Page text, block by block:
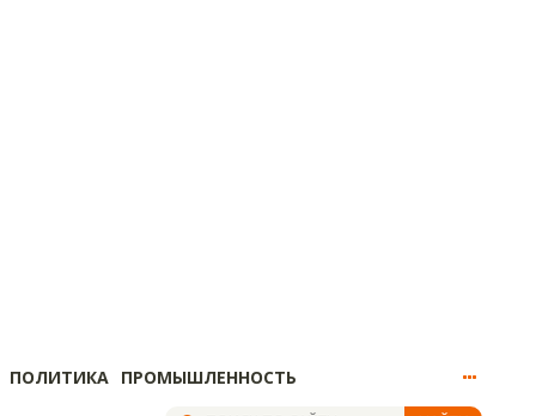
ПОЛИТИКА ПРОМЫШЛЕННОСТЬ